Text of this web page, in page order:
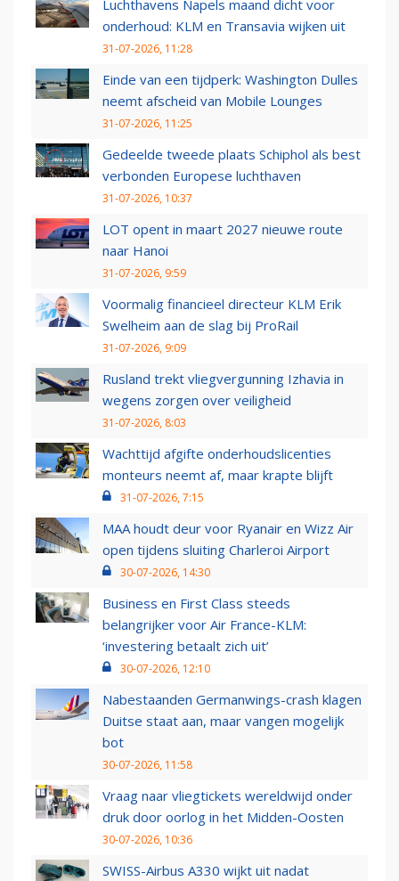
Luchthavens Napels maand dicht voor
onderhoud: KLM en Transavia wijken uit
31-07-2026, 11:28
Einde van een tijdperk: Washington Dulles
neemt afscheid van Mobile Lounges
31-07-2026, 11:25
Gedeelde tweede plaats Schiphol als best
verbonden Europese luchthaven
31-07-2026, 10:37
LOT opent in maart 2027 nieuwe route
naar Hanoi
31-07-2026, 9:59
Voormalig financieel directeur KLM Erik
Swelheim aan de slag bij ProRail
31-07-2026, 9:09
Rusland trekt vliegvergunning Izhavia in
wegens zorgen over veiligheid
31-07-2026, 8:03
Wachttijd afgifte onderhoudslicenties
monteurs neemt af, maar krapte blijft
31-07-2026, 7:15
MAA houdt deur voor Ryanair en Wizz Air
open tijdens sluiting Charleroi Airport
30-07-2026, 14:30
Business en First Class steeds
belangrijker voor Air France-KLM:
‘investering betaalt zich uit’
30-07-2026, 12:10
Nabestaanden Germanwings-crash klagen
Duitse staat aan, maar vangen mogelijk
bot
30-07-2026, 11:58
Vraag naar vliegtickets wereldwijd onder
druk door oorlog in het Midden-Oosten
30-07-2026, 10:36
SWISS-Airbus A330 wijkt uit nadat